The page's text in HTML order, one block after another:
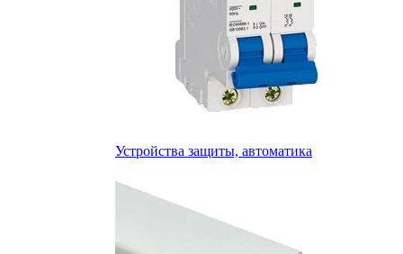
Устройства защиты, автоматика